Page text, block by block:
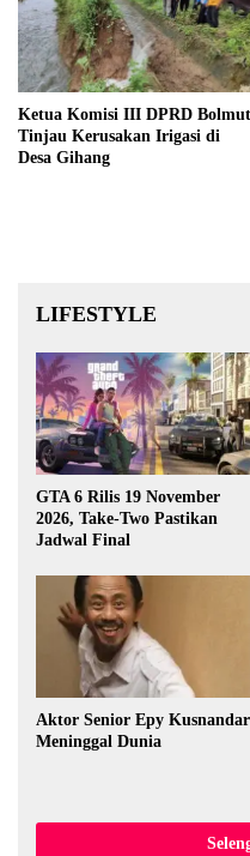
Ketua Komisi III DPRD Bolmut
Tinjau Kerusakan Irigasi di
Desa Gihang
LIFESTYLE
GTA 6 Rilis 19 November
2026, Take-Two Pastikan
Jadwal Final
Aktor Senior Epy Kusnandar
Meninggal Dunia